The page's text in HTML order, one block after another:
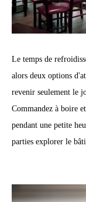
Le temps de
alors deux options
revenir seulement le
Commandez à boire
pendant une petite
parties explorer le